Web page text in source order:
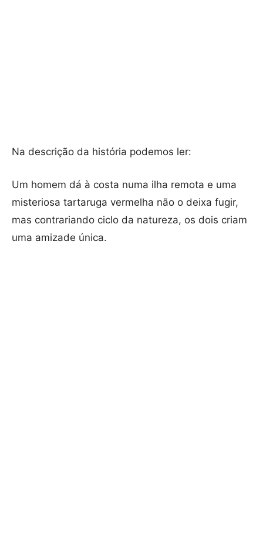
Na descrição da história podemos ler:
Um homem dá à costa numa ilha remota e uma
misteriosa tartaruga vermelha não o deixa fugir,
mas contrariando ciclo da natureza, os dois criam
uma amizade única.